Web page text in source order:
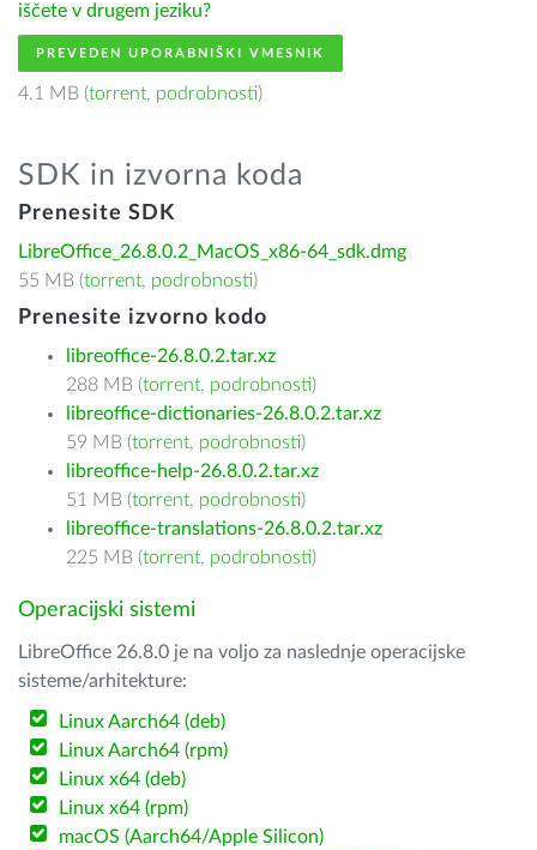
iščete v drugem jeziku?
PREVEDEN UPORABNIŠKI VMESNIK
4.1 MB (torrent, podrobnosti)
SDK in izvorna koda
Prenesite SDK
LibreOffice_26.8.0.2_MacOS_x86-64_sdk.dmg
55 MB (torrent, podrobnosti)
Prenesite izvorno kodo
libreoffice-26.8.0.2.tar.xz
288 MB (torrent, podrobnosti)
libreoffice-dictionaries-26.8.0.2.tar.xz
59 MB (torrent, podrobnosti)
libreoffice-help-26.8.0.2.tar.xz
51 MB (torrent, podrobnosti)
libreoffice-translations-26.8.0.2.tar.xz
225 MB (torrent, podrobnosti)
Operacijski sistemi
LibreOffice 26.8.0 je na voljo za naslednje operacijske
sisteme/arhitekture:
Linux Aarch64 (deb)
Linux Aarch64 (rpm)
Linux x64 (deb)
Linux x64 (rpm)
macOS (Aarch64/Apple Silicon)